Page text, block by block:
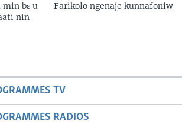
bɛ u
nin
Farikolo ngenaje kunnafoniw
TV
RADIOS